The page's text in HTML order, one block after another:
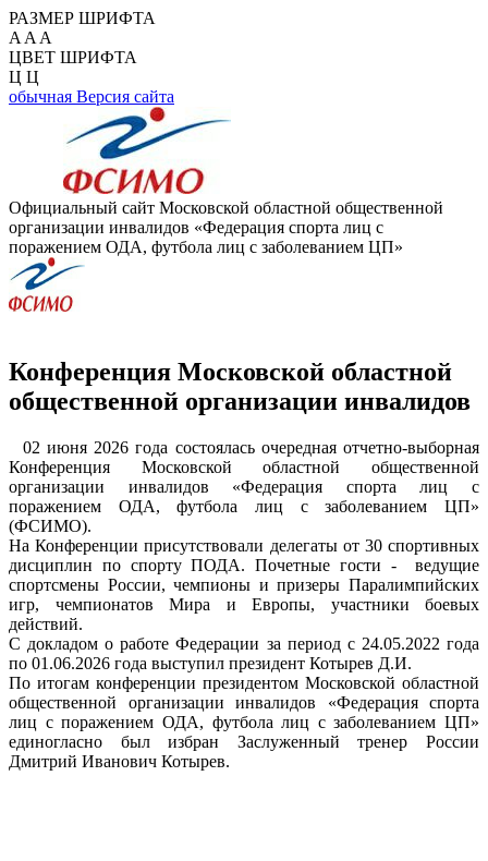
РАЗМЕР ШРИФТА
A A A
ЦВЕТ ШРИФТА
Ц Ц
обычная Версия сайта
Официальный сайт Московской областной общественной
организации инвалидов «Федерация спорта лиц с
поражением ОДА, футбола лиц с заболеванием ЦП»
Конференция Московской областной
общественной организации инвалидов
02 июня 2026 года состоялась очередная отчетно-выборная
Конференция Московской областной общественной
организации инвалидов «Федерация спорта лиц с
поражением ОДА, футбола лиц с заболеванием ЦП»
(ФСИМО).
На Конференции присутствовали делегаты от 30 спортивных
дисциплин по спорту ПОДА. Почетные гости - ведущие
спортсмены России, чемпионы и призеры Паралимпийских
игр, чемпионатов Мира и Европы, участники боевых
действий.
С докладом о работе Федерации за период с 24.05.2022 года
по 01.06.2026 года выступил президент Котырев Д.И.
По итогам конференции президентом Московской областной
общественной организации инвалидов «Федерация спорта
лиц с поражением ОДА, футбола лиц с заболеванием ЦП»
единогласно был избран Заслуженный тренер России
Дмитрий Иванович Котырев.